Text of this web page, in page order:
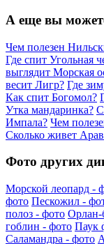
А еще вы
Чем полезен
Где спит Угольная
выглядит Морская
весит Лигр? Где
Как спит Богомол?
Утка мандаринка?
Импала? Чем
Сколько живет
Фото других
Морской леопард -
фото Пескожил -
полоз - фото Орлан-
гоблин - фото Паук
Саламандра - фото